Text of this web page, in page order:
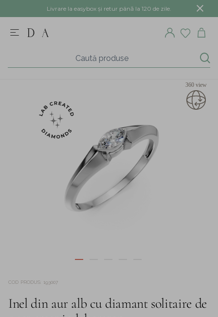
Livrare la easybox și retur până la 120 de zile.
360 view
COD PRODUS 193007
Inel din aur alb cu diamant solitaire de